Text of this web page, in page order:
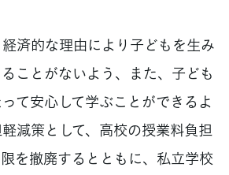
経済的な理由により子どもを生み
ことがないよう、また、子ども
て安心して学ぶことができるよ
減策として、高校の授業料負担
を撤廃するとともに、私立学校